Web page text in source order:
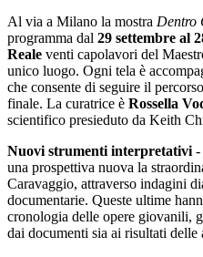
Al via a Milano la mostra Dentro
programma dal 29 settembre al
Reale venti capolavori del
unico luogo. Ogni tela è
che consente di seguire il
finale. La curatrice è Rossella
scientifico presieduto da Keith
Nuovi strumenti interpretativi -
una prospettiva nuova la
Caravaggio, attraverso indagini
documentarie. Queste ultime
cronologia delle opere giovanili,
dai documenti sia ai risultati delle